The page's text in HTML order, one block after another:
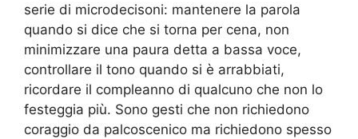
serie di microdecisoni: mantenere la parola
quando si dice che si torna per cena, non
minimizzare una paura detta a bassa voce,
controllare il tono quando si è arrabbiati,
ricordare il compleanno di qualcuno che non lo
festeggia più. Sono gesti che non richiedono
coraggio da palcoscenico ma richiedono spesso